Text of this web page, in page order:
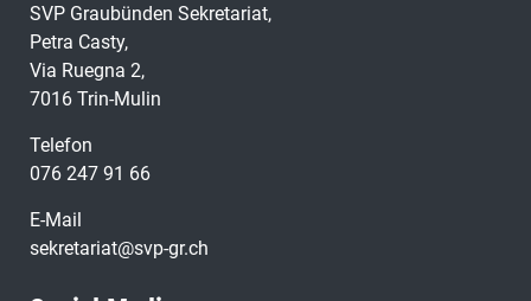
SVP Graubünden Sekretariat,
Petra Casty,
Via Ruegna 2,
7016 Trin-Mulin
Telefon
076 247 91 66
E-Mail
sekretariat@svp-gr.ch